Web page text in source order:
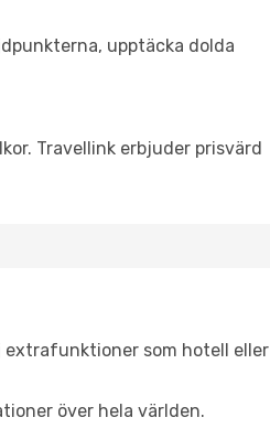
upptäcka dolda
Travellink erbjuder prisvärd
extrafunktioner som hotell eller
över hela världen.